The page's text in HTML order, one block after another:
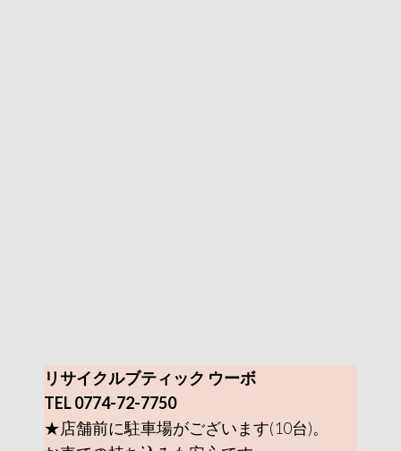
リサイクルブティック ウーボ
TEL 0774-72-7750
★店舗前に駐車場がございます(10台)。